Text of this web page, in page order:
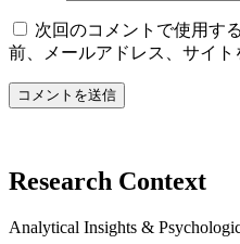
次回のコメントで使用す
前、メールアドレス、サイト
Research Context
Analytical Insights &